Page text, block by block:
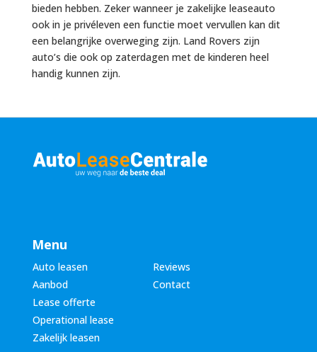
bieden hebben. Zeker wanneer je zakelijke leaseauto
ook in je privéleven een functie moet vervullen kan dit
een belangrijke overweging zijn. Land Rovers zijn
auto’s die ook op zaterdagen met de kinderen heel
handig kunnen zijn.
Menu
Auto leasen
Reviews
Aanbod
Contact
Lease offerte
Operational lease
Zakelijk leasen